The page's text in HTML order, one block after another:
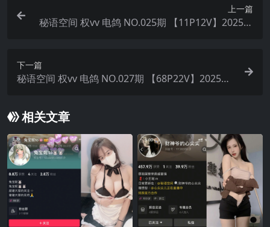
上一篇
秘语空间 权vv 电鸽 NO.025期 【11P12V】2025年
下一篇
秘语空间 权vv 电鸽 NO.027期 【68P22V】2025年
相关文章